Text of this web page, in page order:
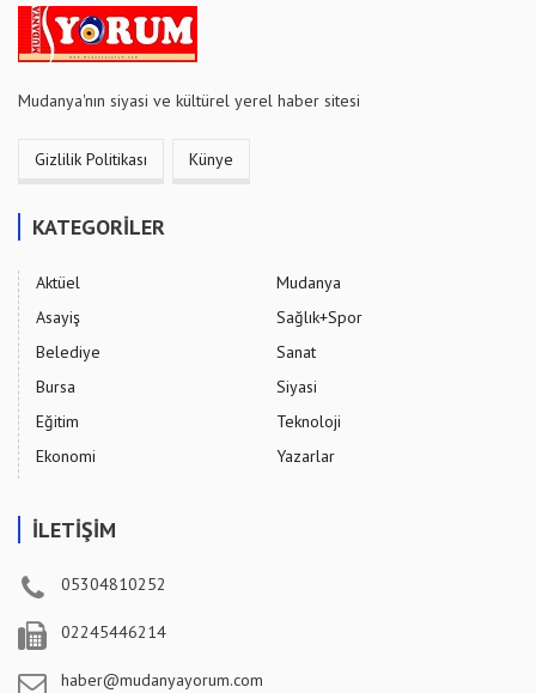
Mudanya'nın siyasi ve kültürel yerel haber sitesi
Gizlilik Politikası Künye
KATEGORİLER
Aktüel
Asayiş
Belediye
Bursa
Eğitim
Ekonomi
Mudanya
Sağlık+Spor
Sanat
Siyasi
Teknoloji
Yazarlar
İLETİŞİM
05304810252
02245446214
haber@mudanyayorum.com